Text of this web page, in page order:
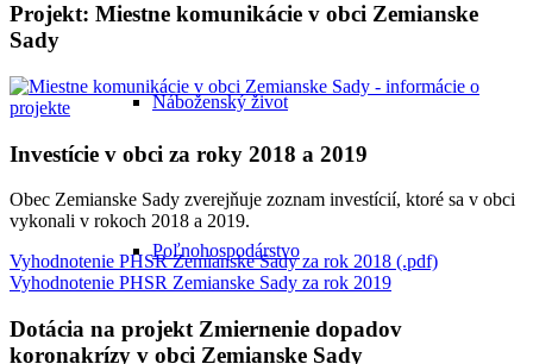
Náboženský život
Poľnohospodárstvo
Projekt: Miestne komunikácie v obci Zemianske
Sady
Investície v obci za roky 2018 a 2019
Obec Zemianske Sady zverejňuje zoznam investícií, ktoré sa v obci
vykonali v rokoch 2018 a 2019.
Vyhodnotenie PHSR Zemianske Sady za rok 2018 (.pdf)
Vyhodnotenie PHSR Zemianske Sady za rok 2019
Dotácia na projekt Zmiernenie dopadov
koronakrízy v obci Zemianske Sady